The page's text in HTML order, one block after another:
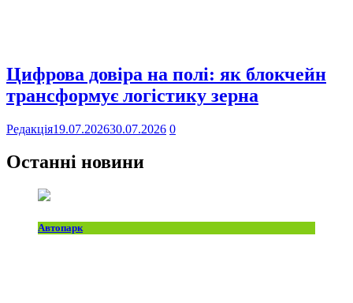
Цифрова довіра на полі: як блокчейн
трансформує логістику зерна
Редакція19.07.202630.07.2026 0
Останні новини
Автопарк